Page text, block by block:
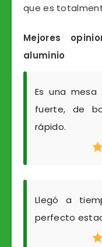
que es
Mejores
aluminio
Es una mesa
fuerte, de
rápido.
Llegó a
perfecto